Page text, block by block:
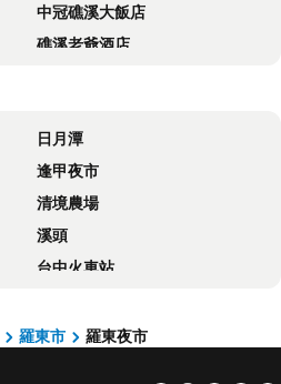
中冠礁溪大飯店
礁溪老爺酒店
58度溫泉湯苑會館
晶泉丰旅
Lakeshore Hotel Suao
悅川酒店
Just Sleep Jiao Xi
第五季國際旅店
日月潭
逢甲夜市
清境農場
溪頭
台中火車站
台中一中商圈
羅東市 羅東夜市